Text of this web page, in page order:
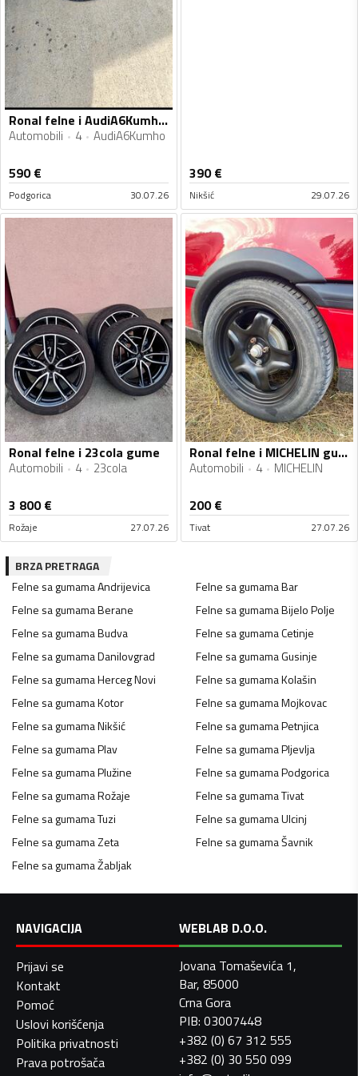
Ronal felne i AudiA6Kumho gume
Automobili 4 AudiA6Kumho
590€
Podgorica 30.07.26
390€
Nikšić 29.07.26
Ronal felne i 23cola gume
Automobili 4 23cola
3 800€
Rožaje 27.07.26
Ronal felne i MICHELIN gume
Automobili 4 MICHELIN
200€
Tivat 27.07.26
BRZA PRETRAGA
Felne sa gumamaAndrijevica Felne sa gumamaBar
Felne sa gumamaBerane Felne sa gumamaBijelo Polje
Felne sa gumamaBudva Felne sa gumamaCetinje
Felne sa gumamaDanilovgrad Felne sa gumamaGusinje
Felne sa gumamaHerceg Novi Felne sa gumamaKolašin
Felne sa gumamaKotor Felne sa gumamaMojkovac
Felne sa gumamaNikšić Felne sa gumamaPetnjica
Felne sa gumamaPlav Felne sa gumamaPljevlja
Felne sa gumamaPlužine Felne sa gumamaPodgorica
Felne sa gumamaRožaje Felne sa gumamaTivat
Felne sa gumamaTuzi Felne sa gumamaUlcinj
Felne sa gumamaZeta Felne sa gumamaŠavnik
Felne sa gumamaŽabljak
NAVIGACIJA
Prijavi se
Kontakt
Pomoć
Uslovi korišćenja
Politika privatnosti
Prava potrošača
WEBLAB D.O.O.
Jovana Tomaševića 1,
Bar, 85000
Crna Gora
PIB: 03007448
+382 (0) 67 312 555
+382 (0) 30 550 099